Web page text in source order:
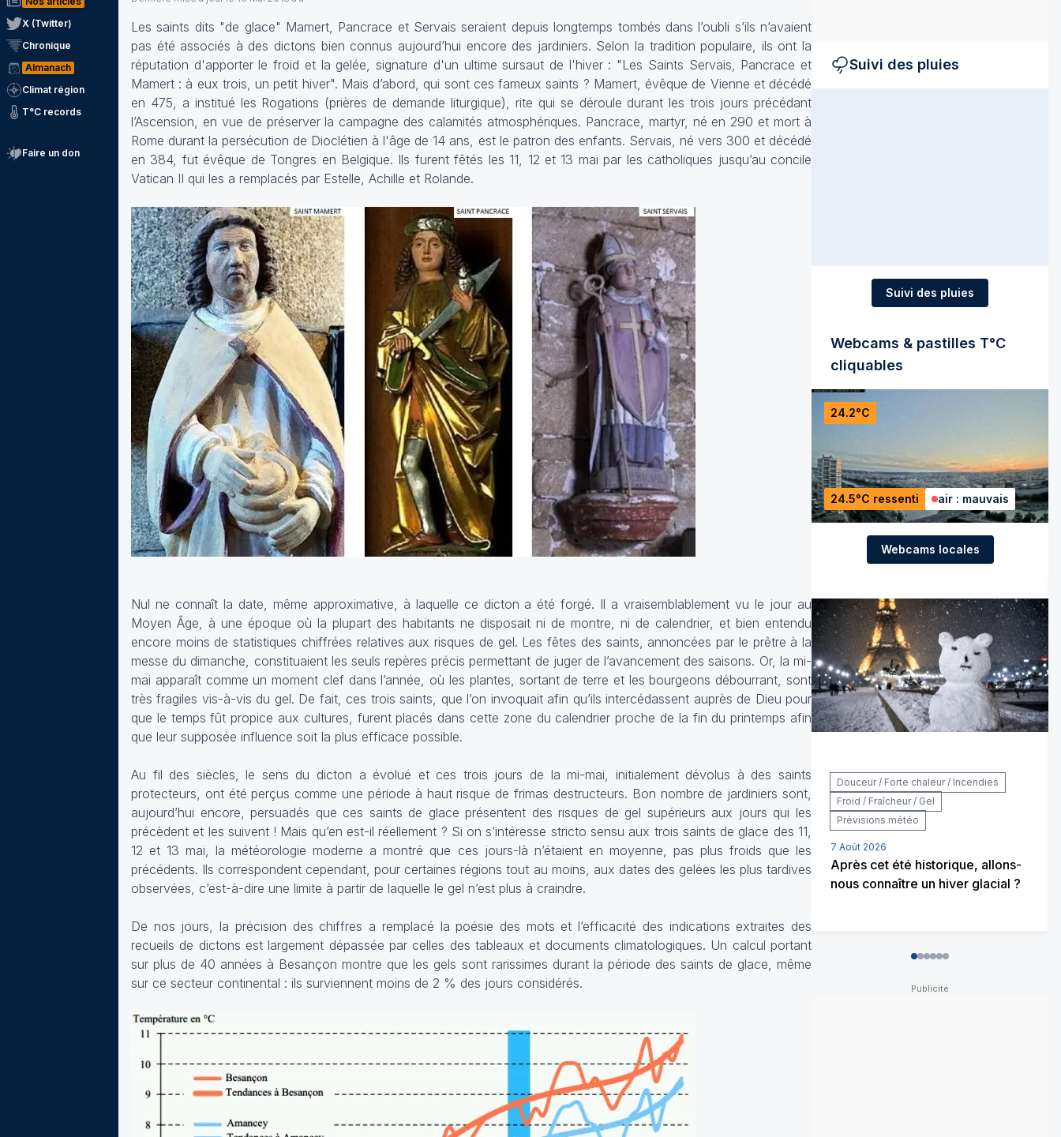
X (Twitter)
Chronique
Almanach
Climat région
T°C records
Faire un don
Les saints dits "de glace" Mamert, Pancrace et Servais seraient depuis longtemps tombés dans l’oubli s’ils n’avaient
pas été associés à des dictons bien connus aujourd’hui encore des jardiniers. Selon la tradition populaire, ils ont la
réputation d'apporter le froid et la gelée, signature d'un ultime sursaut de l'hiver : "Les Saints Servais, Pancrace et
Mamert : à eux trois, un petit hiver". Mais d’abord, qui sont ces fameux saints ? Mamert, évêque de Vienne et décédé
en 475, a institué les Rogations (prières de demande liturgique), rite qui se déroule durant les trois jours précédant
l’Ascension, en vue de préserver la campagne des calamités atmosphériques. Pancrace, martyr, né en 290 et mort à
Rome durant la persécution de Dioclétien à l'âge de 14 ans, est le patron des enfants. Servais, né vers 300 et décédé
en 384, fut évêque de Tongres en Belgique. Ils furent fêtés les 11, 12 et 13 mai par les catholiques jusqu’au concile
Vatican II qui les a remplacés par Estelle, Achille et Rolande.
Nul ne connaît la date, même approximative, à laquelle ce dicton a été forgé. Il a vraisemblablement vu le jour au
Moyen Âge, à une époque où la plupart des habitants ne disposait ni de montre, ni de calendrier, et bien entendu
encore moins de statistiques chiffrées relatives aux risques de gel. Les fêtes des saints, annoncées par le prêtre à la
messe du dimanche, constituaient les seuls repères précis permettant de juger de l’avancement des saisons. Or, la mi-
mai apparaît comme un moment clef dans l’année, où les plantes, sortant de terre et les bourgeons débourrant, sont
très fragiles vis-à-vis du gel. De fait, ces trois saints, que l’on invoquait afin qu’ils intercédassent auprès de Dieu pour
que le temps fût propice aux cultures, furent placés dans cette zone du calendrier proche de la fin du printemps afin
que leur supposée influence soit la plus efficace possible.
Au fil des siècles, le sens du dicton a évolué et ces trois jours de la mi-mai, initialement dévolus à des saints
protecteurs, ont été perçus comme une période à haut risque de frimas destructeurs. Bon nombre de jardiniers sont,
aujourd’hui encore, persuadés que ces saints de glace présentent des risques de gel supérieurs aux jours qui les
précèdent et les suivent ! Mais qu’en est-il réellement ? Si on s’intéresse stricto sensu aux trois saints de glace des 11,
12 et 13 mai, la météorologie moderne a montré que ces jours-là n’étaient en moyenne, pas plus froids que les
précédents. Ils correspondent cependant, pour certaines régions tout au moins, aux dates des gelées les plus tardives
observées, c’est-à-dire une limite à partir de laquelle le gel n’est plus à craindre.
De nos jours, la précision des chiffres a remplacé la poésie des mots et l’efficacité des indications extraites des
recueils de dictons est largement dépassée par celles des tableaux et documents climatologiques. Un calcul portant
sur plus de 40 années à Besançon montre que les gels sont rarissimes durant la période des saints de glace, même
sur ce secteur continental : ils surviennent moins de 2 % des jours considérés.
Suivi des pluies
Suivi des pluies
Webcams & pastilles T°C
cliquables
24.2°C
24.5°C ressenti air : mauvais
Webcams locales
Douceur / Forte chaleur / Incendies
Froid / Fraîcheur / Gel
Prévisions météo
7 Août 2026
Après cet été historique, allons-
nous connaître un hiver glacial ?
012345